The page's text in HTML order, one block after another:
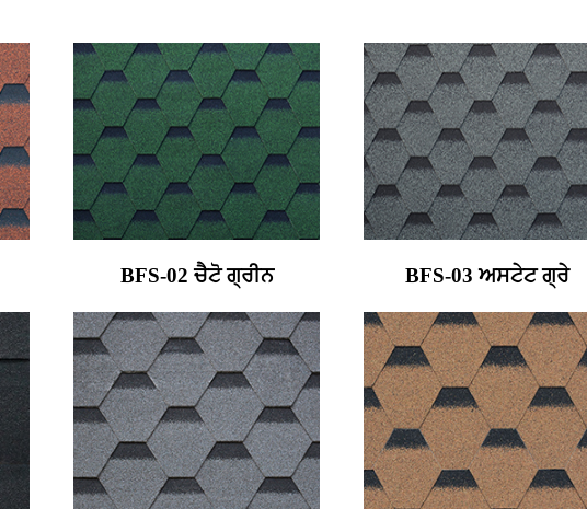
BFS-02 ਚੈਟੋ ਗ੍ਰੀਨ BFS-03 ਅਸਟੇਟ ਗ੍ਰੇ